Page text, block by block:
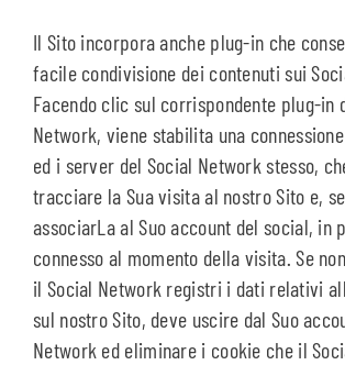
Il Sito incorpora anche plug-in che
facile condivisione dei contenuti sui
Facendo clic sul corrispondente plug-in
Network, viene stabilita una
ed i server del Social Network stesso,
tracciare la Sua visita al nostro Sito e,
associarLa al Suo account del social, in
connesso al momento della visita. Se
il Social Network registri i dati relativi
sul nostro Sito, deve uscire dal Suo
Network ed eliminare i cookie che il